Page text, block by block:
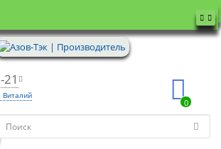
Виталий
0